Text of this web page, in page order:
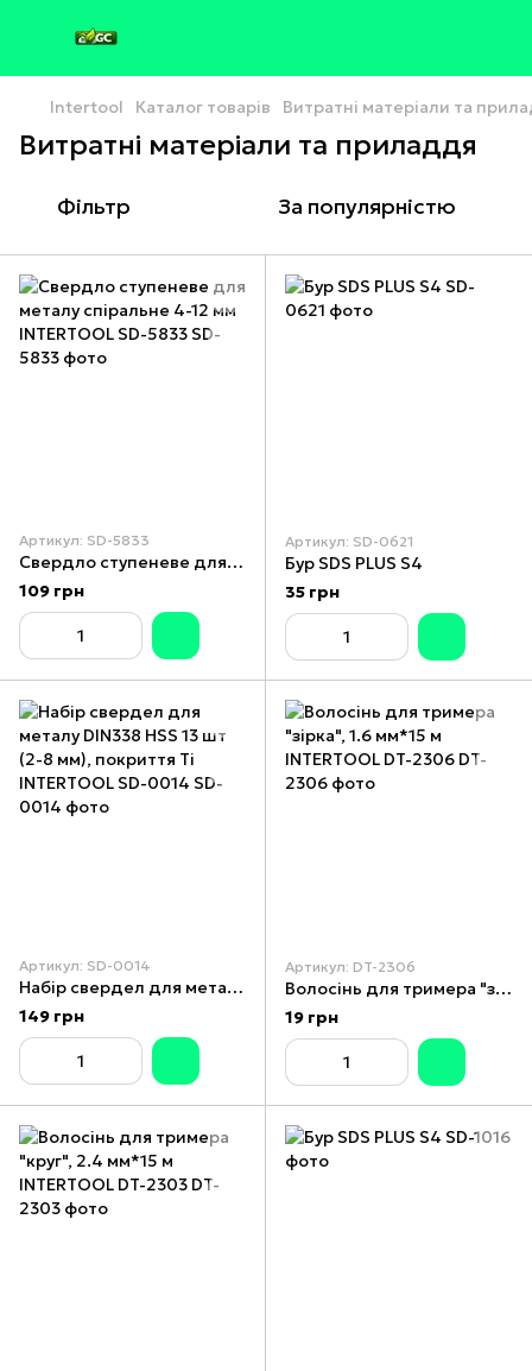
Intertool Каталог товарів Витратні матеріали та
Витратні матеріали та приладдя
Фільтр За популярністю
Артикул: SD-5833
Свердло ступеневе для металу спіральне 4-12 мм INTERTOOL SD-5833
109 грн
Артикул: SD-0621
Бур SDS PLUS S4
35 грн
Артикул: SD-0014
Набір свердел для металу DIN338 HSS 13 шт (2-8 мм), покриття Ti INTERTOOL SD-0014
149 грн
Артикул: DT-2306
Волосінь для тримера "зірка", 1.6 мм*15 м INTERTOOL DT-2306
19 грн